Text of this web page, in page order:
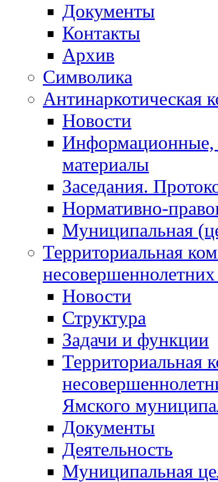
Документы
Контакты
Архив
Символика
Антинаркотическая
Новости
Информационные,
материалы
Заседания.
Нормативно-
Муниципальная
Территориальная
Новости
Структура
Задачи и функции
Территориальная
Ямского
Документы
Деятельность
Муниципальная